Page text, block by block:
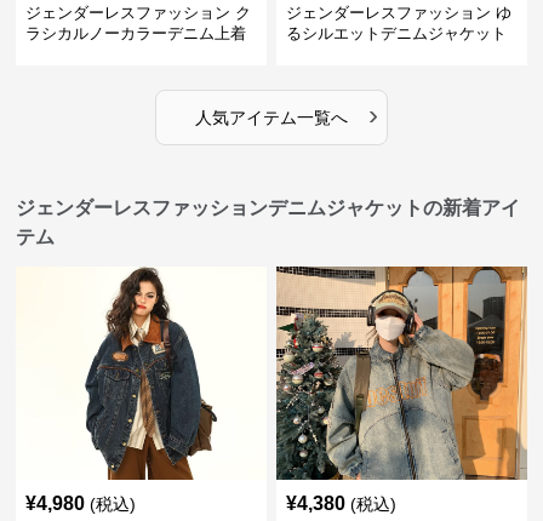
ジェンダーレスファッション ク
ラシカルノーカラーデニム上着
ジェンダーレスファッション ゆ
るシルエットデニムジャケット
人気アイテム一覧へ ›
ジェンダーレスファッションデニムジャケットの新着アイ
テム
¥4,980 (税込) ¥4,380 (税込)